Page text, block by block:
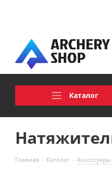
Каталог
Главная - Каталог -